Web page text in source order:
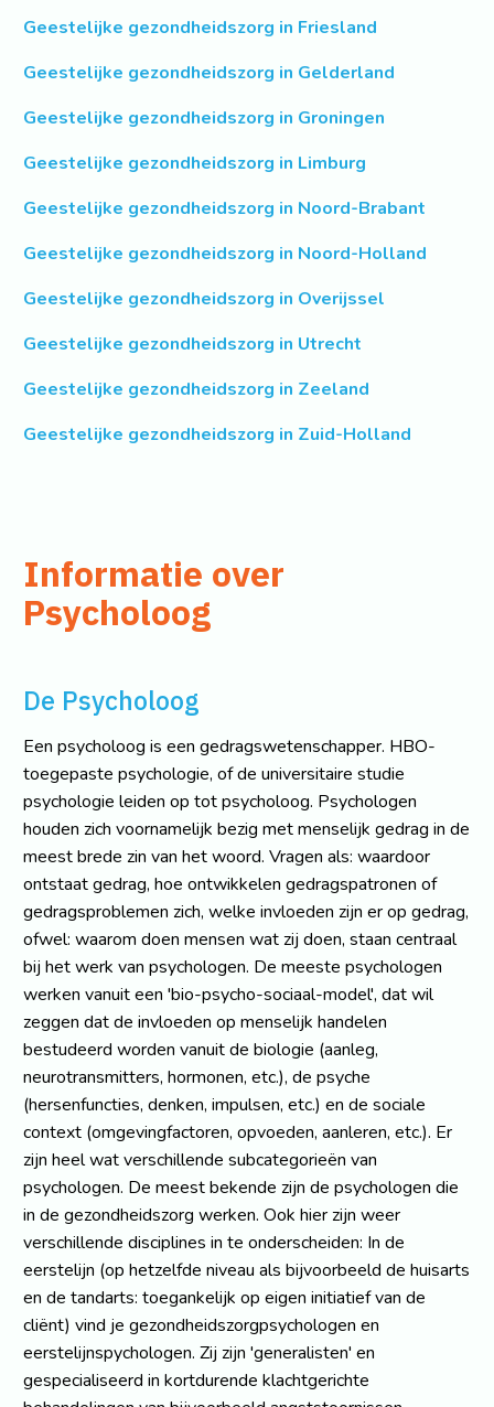
Geestelijke gezondheidszorg in Friesland
Geestelijke gezondheidszorg in Gelderland
Geestelijke gezondheidszorg in Groningen
Geestelijke gezondheidszorg in Limburg
Geestelijke gezondheidszorg in Noord-Brabant
Geestelijke gezondheidszorg in Noord-Holland
Geestelijke gezondheidszorg in Overijssel
Geestelijke gezondheidszorg in Utrecht
Geestelijke gezondheidszorg in Zeeland
Geestelijke gezondheidszorg in Zuid-Holland
Informatie over
Psycholoog
De Psycholoog
Een psycholoog is een gedragswetenschapper. HBO-
toegepaste psychologie, of de universitaire studie
psychologie leiden op tot psycholoog. Psychologen
houden zich voornamelijk bezig met menselijk gedrag in de
meest brede zin van het woord. Vragen als: waardoor
ontstaat gedrag, hoe ontwikkelen gedragspatronen of
gedragsproblemen zich, welke invloeden zijn er op gedrag,
ofwel: waarom doen mensen wat zij doen, staan centraal
bij het werk van psychologen. De meeste psychologen
werken vanuit een 'bio-psycho-sociaal-model', dat wil
zeggen dat de invloeden op menselijk handelen
bestudeerd worden vanuit de biologie (aanleg,
neurotransmitters, hormonen, etc.), de psyche
(hersenfuncties, denken, impulsen, etc.) en de sociale
context (omgevingfactoren, opvoeden, aanleren, etc.). Er
zijn heel wat verschillende subcategorieën van
psychologen. De meest bekende zijn de psychologen die
in de gezondheidszorg werken. Ook hier zijn weer
verschillende disciplines in te onderscheiden: In de
eerstelijn (op hetzelfde niveau als bijvoorbeeld de huisarts
en de tandarts: toegankelijk op eigen initiatief van de
cliënt) vind je gezondheidszorgpsychologen en
eerstelijnspychologen. Zij zijn 'generalisten' en
gespecialiseerd in kortdurende klachtgerichte